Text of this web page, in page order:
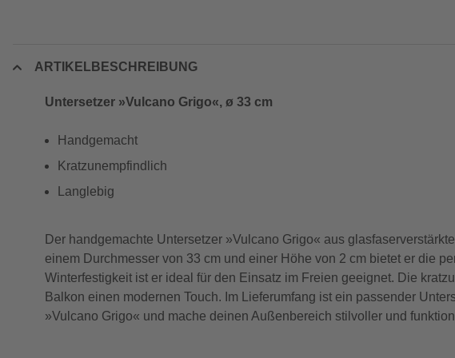
ARTIKELBESCHREIBUNG
Untersetzer »Vulcano Grigo«, ø 33 cm
Handgemacht
Kratzunempfindlich
Langlebig
Der handgemachte Untersetzer »Vulcano Grigo« aus
einem Durchmesser von 33 cm und einer Höhe von 2 cm bietet er die
Winterfestigkeit ist er ideal für den Einsatz im Freien geeignet. Die
Balkon einen modernen Touch. Im Lieferumfang ist ein passender
»Vulcano Grigo« und mache deinen Außenbereich stilvoller und